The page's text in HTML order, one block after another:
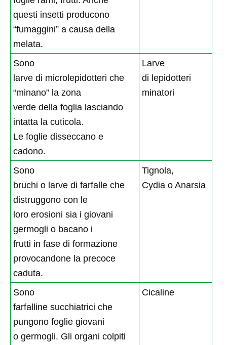
questi insetti producono
“fumaggini” a causa della
melata.
Sono
larve di microlepidotteri che
“minano” la zona
verde della foglia lasciando
intatta la cuticola.
Le foglie disseccano e
cadono.
Larve
di lepidotteri
minatori
Sono
bruchi o larve di farfalle che
distruggono con le
loro erosioni sia i giovani
germogli o bacano i
frutti in fase di formazione
provocandone la precoce
caduta.
Tignola,
Cydia o Anarsia
Sono
farfalline succhiatrici che
pungono foglie giovani
o germogli. Gli organi colpiti
Cicaline